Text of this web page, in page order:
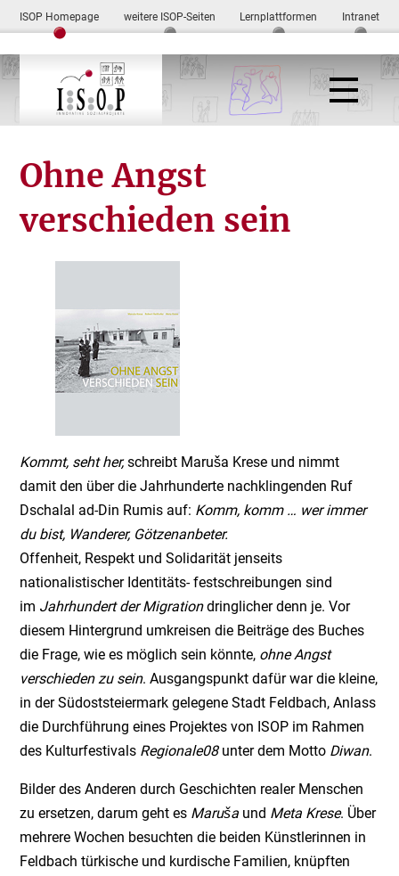
ISOP Homepage weitere ISOP-Seiten Lernplattformen Intranet
Ohne Angst
verschieden sein
Kommt, seht her,schreibt Maruša Krese und nimmt
damit den über die Jahrhunderte nachklingenden Ruf
Dschalal ad-Din Rumis auf: Komm, komm … wer immer
du bist, Wanderer, Götzenanbeter.
Offenheit, Respekt und Solidarität jenseits
nationalistischer Identitäts- festschreibungen sind
im Jahrhundert der Migrationdringlicher denn je. Vor
diesem Hintergrund umkreisen die Beiträge des Buches
die Frage, wie es möglich sein könnte, ohne Angst
verschieden zu sein. Ausgangspunkt dafür war die kleine,
in der Südoststeiermark gelegene Stadt Feldbach, Anlass
die Durchführung eines Projektes von ISOP im Rahmen
des Kulturfestivals Regionale08unter dem Motto Diwan.
Bilder des Anderen durch Geschichten realer Menschen
zu ersetzen, darum geht es Maruša und Meta Krese. Über
mehrere Wochen besuchten die beiden Künstlerinnen in
Feldbach türkische und kurdische Familien, knüpften